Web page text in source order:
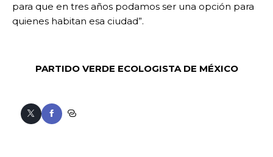
para que en tres años podamos ser una opción para
quienes habitan esa ciudad”.
PARTIDO VERDE ECOLOGISTA DE MÉXICO